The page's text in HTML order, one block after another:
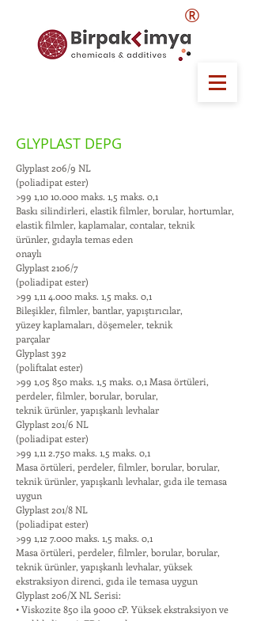
®
GLYPLAST DEPG
Glyplast 206/9 NL
(poliadipat ester)
>99 1,10 10.000maks. 1,5 maks. 0,1
Baskı silindirleri, elastik filmler, borular, hortumlar,
elastik filmler, kaplamalar, contalar, teknik
ürünler, gıdayla temas eden
onaylı
Glyplast 2106/7
(poliadipat ester)
>99 1,11 4.000 maks. 1,5 maks. 0,1
Bileşikler, filmler, bantlar, yapıştırıcılar,
yüzey kaplamaları, döşemeler, teknik
parçalar
Glyplast 392
(poliftalat ester)
>99 1,05 850 maks. 1,5 maks. 0,1 Masa örtüleri,
perdeler, filmler, borular, borular,
teknik ürünler, yapışkanlı levhalar
Glyplast 201/6 NL
(poliadipat ester)
>99 1,11 2.750 maks. 1,5 maks. 0,1
Masa örtüleri, perdeler, filmler, borular, borular,
teknik ürünler, yapışkanlı levhalar, gıda ile temasa
uygun
Glyplast 201/8 NL
(poliadipat ester)
>99 1,12 7.000 maks. 1,5 maks. 0,1
Masa örtüleri, perdeler, filmler, borular, borular,
teknik ürünler, yapışkanlı levhalar, yüksek
ekstraksiyon direnci, gıda ile temasa uygun
Glyplast 206/X NL Serisi:
• Viskozite 850 ila 9000 cP. Yüksek ekstraksiyon ve